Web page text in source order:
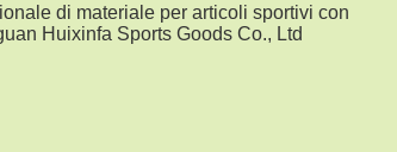
di materiale per articoli sportivi con
Huixinfa Sports Goods Co., Ltd